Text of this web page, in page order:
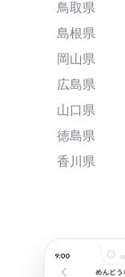
鳥取県
島根県
岡山県
広島県
山口県
徳島県
香川県